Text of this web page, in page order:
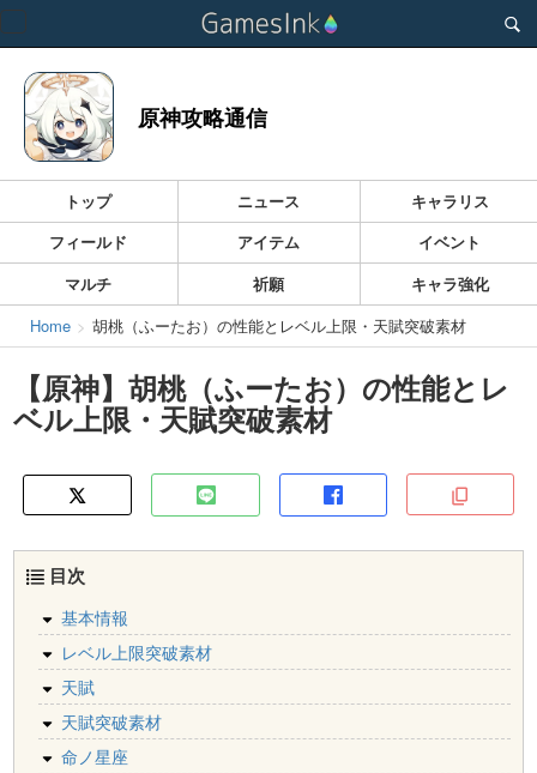
Toggle
原神攻略通信
トップ ニュース
キャラリス
フィールド
アイテム
イベント
マルチ
祈願
キャラ強化
Home
胡桃（ふーたお）の性能とレベル上限・天賦突破素材
【原神】胡桃（ふーたお）の性能とレ
ベル上限・天賦突破素材
目次
基本情報
レベル上限突破素材
天賦
天賦突破素材
命ノ星座